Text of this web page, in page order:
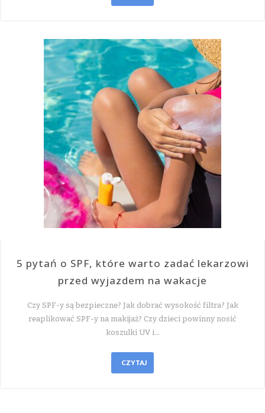
5 pytań o SPF, które warto zadać lekarzowi
przed wyjazdem na wakacje
Czy SPF-y są bezpieczne? Jak dobrać wysokość filtra? Jak
reaplikować SPF-y na makijaż? Czy dzieci powinny nosić
koszulki UV i…
CZYTAJ